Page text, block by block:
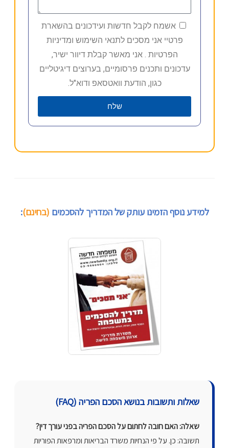
אשמח לקבל חדשות ועידכונים בהשארת
פרטיי אני מסכים לתנאי השימוש ומדיניות
הפרטיות . אני מאשר קבלת דיוור ישיר,
עדכונים ותכנים פרסומיים, בערוצים דיגיטליים
כגון, הודעת וואטסאפ ודוא"ל.
שלח
למידע נוסף הזמינו עותק של המדריך להסכמים (בחינם):
שאלות ותשובות בנושא הסכם הפריה (FAQ)
שאלה: האם חובה לחתום על הסכם הפריה בפני עורך דין?
תשובה: כן. על פי הנחיות משרד הבריאות ומרפאות הפוריות